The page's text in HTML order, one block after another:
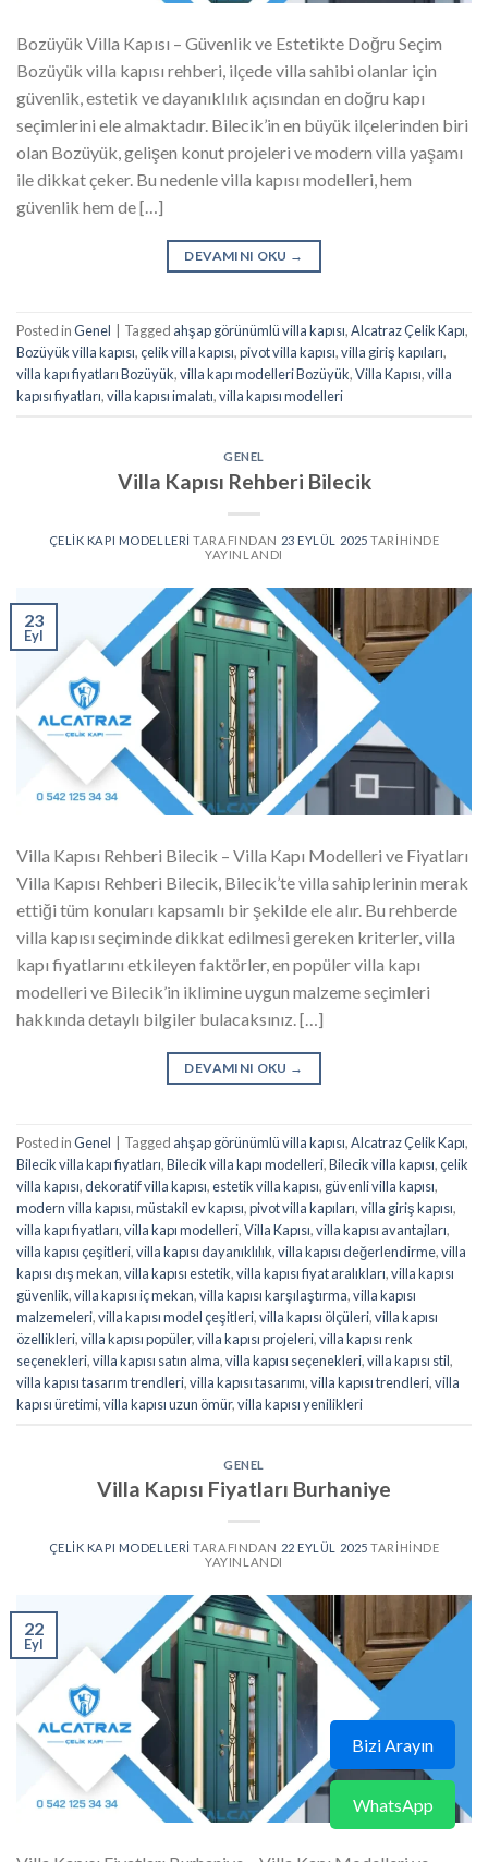
Bozüyük Villa Kapısı – Güvenlik ve Estetikte Doğru Seçim
Bozüyük villa kapısı rehberi, ilçede villa sahibi olanlar için
güvenlik, estetik ve dayanıklılık açısından en doğru kapı
seçimlerini ele almaktadır. Bilecik’in en büyük ilçelerinden biri
olan Bozüyük, gelişen konut projeleri ve modern villa yaşamı
ile dikkat çeker. Bu nedenle villa kapısı modelleri, hem
güvenlik hem de […]
DEVAMINI OKU →
Posted inGenel Tagged ahşap görünümlü villa kapısı,Alcatraz Çelik Kapı,
Bozüyük villa kapısı,çelik villa kapısı,pivot villa kapısı,villa giriş kapıları,
villa kapı fiyatları Bozüyük,villa kapı modelleri Bozüyük,Villa Kapısı,villa
kapısı fiyatları,villa kapısı imalatı,villa kapısı modelleri
GENEL
Villa Kapısı Rehberi Bilecik
ÇELIK KAPI MODELLERI TARAFINDAN 23 EYLÜL 2025 TARIHINDE
YAYINLANDI
23
Eyl
Villa Kapısı Rehberi Bilecik – Villa Kapı Modelleri ve Fiyatları
Villa Kapısı Rehberi Bilecik, Bilecik’te villa sahiplerinin merak
ettiği tüm konuları kapsamlı bir şekilde ele alır. Bu rehberde
villa kapısı seçiminde dikkat edilmesi gereken kriterler, villa
kapı fiyatlarını etkileyen faktörler, en popüler villa kapı
modelleri ve Bilecik’in iklimine uygun malzeme seçimleri
hakkında detaylı bilgiler bulacaksınız. […]
DEVAMINI OKU →
Posted inGenel Tagged ahşap görünümlü villa kapısı,Alcatraz Çelik Kapı,
Bilecik villa kapı fiyatları,Bilecik villa kapı modelleri,Bilecik villa kapısı,çelik
villa kapısı,dekoratif villa kapısı,estetik villa kapısı, güvenli villa kapısı,
modern villa kapısı,müstakil ev kapısı,pivot villa kapıları,villa giriş kapısı,
villa kapı fiyatları,villa kapı modelleri,Villa Kapısı,villa kapısı avantajları,
villa kapısı çeşitleri,villa kapısı dayanıklılık,villa kapısı değerlendirme,villa
kapısı dış mekan,villa kapısı estetik,villa kapısı fiyat aralıkları,villa kapısı
güvenlik,villa kapısı iç mekan,villa kapısı karşılaştırma,villa kapısı
malzemeleri,villa kapısı model çeşitleri,villa kapısı ölçüleri,villa kapısı
özellikleri,villa kapısı popüler,villa kapısı projeleri,villa kapısı renk
seçenekleri,villa kapısı satın alma,villa kapısı seçenekleri,villa kapısı stil,
villa kapısı tasarım trendleri,villa kapısı tasarımı,villa kapısı trendleri,villa
kapısı üretimi,villa kapısı uzun ömür,villa kapısı yenilikleri
GENEL
Villa Kapısı Fiyatları Burhaniye
ÇELIK KAPI MODELLERI TARAFINDAN 22 EYLÜL 2025 TARIHINDE
YAYINLANDI
22
Eyl
Bizi Arayın
WhatsApp